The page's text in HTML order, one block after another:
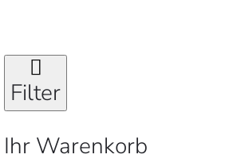
Filter
Ihr Warenkorb